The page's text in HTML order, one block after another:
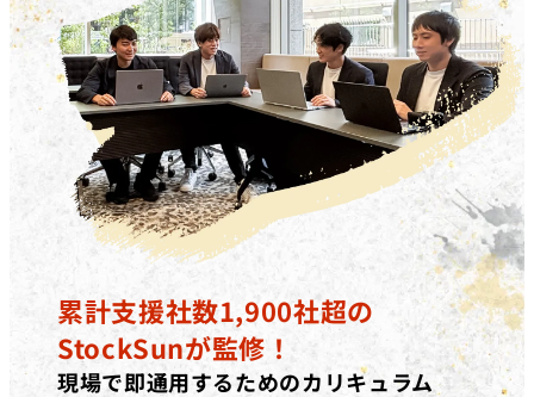
累計支援社数1,900社超の
StockSunが監修！
現場で即通用するためのカリキュラム